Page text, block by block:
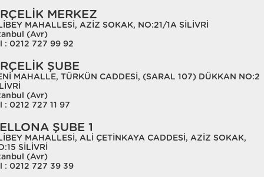
MERKEZ
MAHALLESİ, AZİZ SOKAK, NO:21/1A SİLİVRİ
(Avr)
: 0212 727 99 92
ŞUBE
MAHALLE, TÜRKÜN CADDESİ, (SARAL 107) DÜKKAN NO:2
(Avr)
: 0212 727 11 97
ŞUBE 1
MAHALLESİ, ALİ ÇETİNKAYA CADDESİ, AZİZ SOKAK,
SİLİVRİ
(Avr)
: 0212 727 39 39